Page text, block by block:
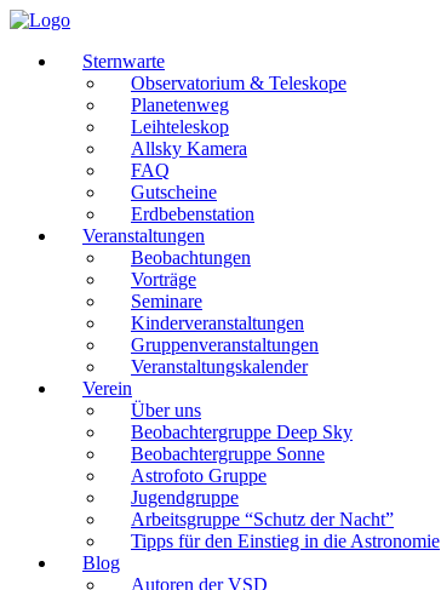
Sternwarte
Observatorium & Teleskope
Planetenweg
Leihteleskop
Allsky Kamera
FAQ
Gutscheine
Erdbebenstation
Veranstaltungen
Beobachtungen
Vorträge
Seminare
Kinderveranstaltungen
Gruppenveranstaltungen
Veranstaltungskalender
Verein
Über uns
Beobachtergruppe Deep Sky
Beobachtergruppe Sonne
Astrofoto Gruppe
Jugendgruppe
Arbeitsgruppe “Schutz der Nacht”
Tipps für den Einstieg in die Astronomie
Blog
Autoren der VSD